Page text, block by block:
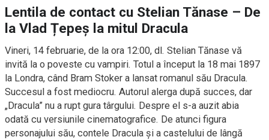
Lentila de contact cu Stelian Tănase – De
la Vlad Țepeș la mitul Dracula
Vineri, 14 februarie, de la ora 12:00, dl. Stelian Tănase vă
invită la o poveste cu vampiri. Totul a început la 18 mai 1897
la Londra, când Bram Stoker a lansat romanul său Dracula.
Succesul a fost mediocru. Autorul alerga după succes, dar
„Dracula” nu a rupt gura târgului. Despre el s-a auzit abia
odată cu versiunile cinematografice. De atunci figura
personajului său, contele Dracula și a castelului de lângă